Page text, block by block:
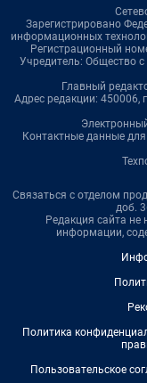
Зарегистрировано
информационных
Регистрационный
Учредитель: Общество
Главный
Адрес редакции: 450006,
Контактные данные
Связаться с отделом
доб.
Редакция сайта не
информации,
Политика
Пользовательское